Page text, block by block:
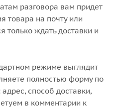
разговора вам придет
товара на почту или
только ждать доставки и
режиме выглядит
полностью форму по
способ доставки,
в комментарии к